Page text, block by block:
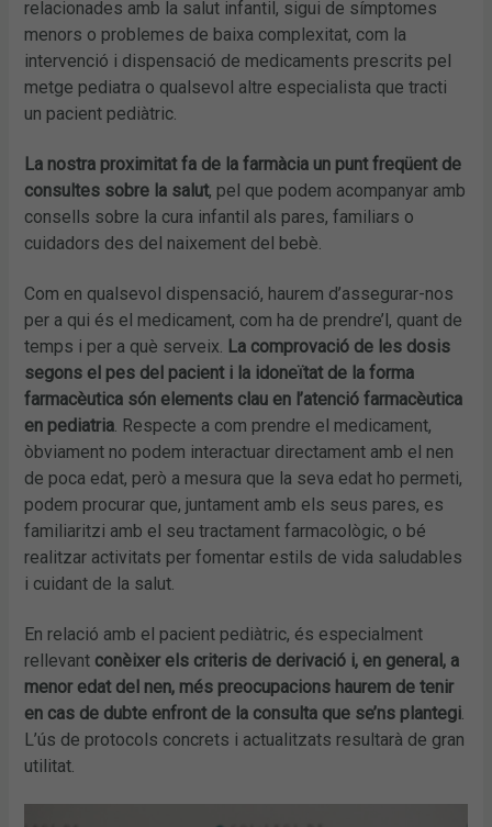
relacionades amb la salut infantil, sigui de símptomes
menors o problemes de baixa complexitat, com la
intervenció i dispensació de medicaments prescrits pel
metge pediatra o qualsevol altre especialista que tracti
un pacient pediàtric.
La nostra proximitat fa de la farmàcia un punt freqüent de
consultes sobre la salut, pel que podem acompanyar amb
consells sobre la cura infantil als pares, familiars o
cuidadors des del naixement del bebè.
Com en qualsevol dispensació, haurem d’assegurar-nos
per a qui és el medicament, com ha de prendre’l, quant de
temps i per a què serveix. La comprovació de les dosis
segons el pes del pacient i la idoneïtat de la forma
farmacèutica són elements clau en l’atenció farmacèutica
en pediatria. Respecte a com prendre el medicament,
òbviament no podem interactuar directament amb el nen
de poca edat, però a mesura que la seva edat ho permeti,
podem procurar que, juntament amb els seus pares, es
familiaritzi amb el seu tractament farmacològic, o bé
realitzar activitats per fomentar estils de vida saludables
i cuidant de la salut.
En relació amb el pacient pediàtric, és especialment
rellevant conèixer els criteris de derivació i, en general, a
menor edat del nen, més preocupacions haurem de tenir
en cas de dubte enfront de la consulta que se’ns plantegi.
L’ús de protocols concrets i actualitzats resultarà de gran
utilitat.